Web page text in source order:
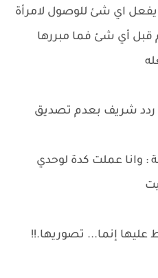
يفعل اي شئ للوصول لامرأة
قبل أي شئ فما مبررها
ردد شريف بعدم تصديق
وانا عملت كدة لوحدي
إنما... تصوريها.!!